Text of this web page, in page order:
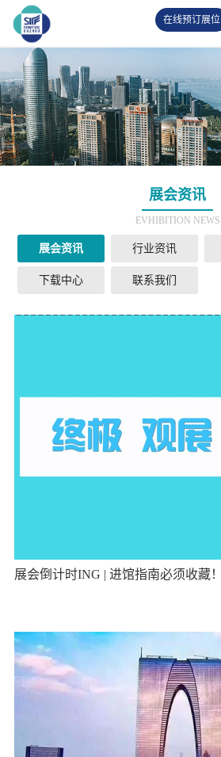
在线预订展位
展会资讯
EVHIBITION NEWS
展会资讯 行业资讯
下载中心 联系我们
展会倒计时ING | 进馆指南必须收藏！